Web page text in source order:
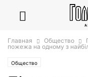
Главная Общество
пожежа на одному з
Общество